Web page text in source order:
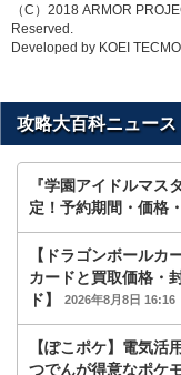
（C）2018 ARMOR
Reserved.
Developed by KOEI
攻略大百科ニュース
『学園アイドルマス
定！予約期間・価格
【ドラゴンボールカ
カードと買取価格・
ド】
2026年8月8日 16:16
【ぽこポケ】電気活
つでんが得意なポケ